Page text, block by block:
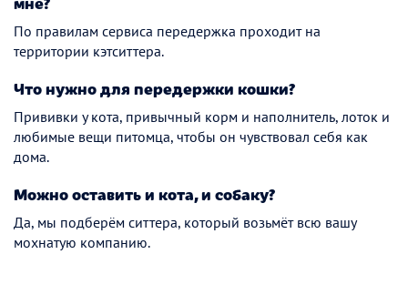
По правилам сервиса передержка проходит на
территории кэтситтера.
Что нужно для передержки кошки?
Прививки у кота, привычный корм и наполнитель, лоток и
любимые вещи питомца, чтобы он чувствовал себя как
дома.
Можно оставить и кота, и собаку?
Да, мы подберём ситтера, который возьмёт всю вашу
мохнатую компанию.